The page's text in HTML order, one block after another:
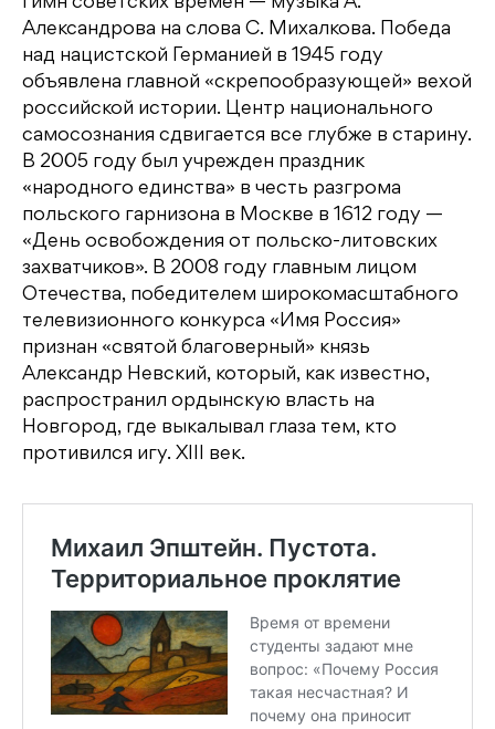
гимн советских времен — музыка А.
Александрова на слова С. Михалкова. Победа
над нацистской Германией в 1945 году
объявлена главной «скрепообразующей» вехой
российской истории. Центр национального
самосознания сдвигается все глубже в старину.
В 2005 году был учрежден праздник
«народного единства» в честь разгрома
польского гарнизона в Москве в 1612 году —
«День освобождения от польско-литовских
захватчиков». В 2008 году главным лицом
Отечества, победителем широкомасштабного
телевизионного конкурса «Имя Россия»
признан «святой благоверный» князь
Александр Невский, который, как известно,
распространил ордынскую власть на
Новгород, где выкалывал глаза тем, кто
противился игу. XIII век.